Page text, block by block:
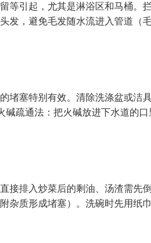
等引起，尤其是淋浴区和马桶。
发，避免毛发随水流进入管道（
堵塞特别有效。清除洗涤盆或洁
疏通法：把火碱放进下水道的
接排入炒菜后的剩油、汤渣需先
杂质形成堵塞）。洗碗时先用纸